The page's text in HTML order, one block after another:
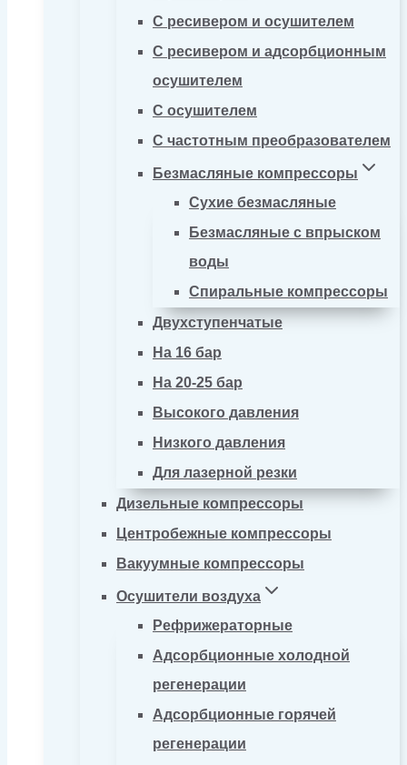
С ресивером и осушителем
С ресивером и адсорбционным
осушителем
С осушителем
С частотным преобразователем
Безмасляные компрессоры
Сухие безмасляные
Безмасляные с впрыском
воды
Спиральные компрессоры
Двухступенчатые
На 16 бар
На 20-25 бар
Высокого давления
Низкого давления
Для лазерной резки
Дизельные компрессоры
Центробежные компрессоры
Вакуумные компрессоры
Осушители воздуха
Рефрижераторные
Адсорбционные холодной
регенерации
Адсорбционные горячей
регенерации